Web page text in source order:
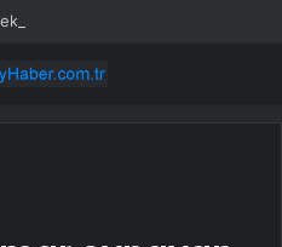
iki ayın zirvesinde